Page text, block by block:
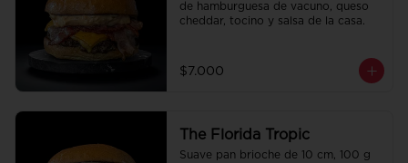
de hamburguesa de vacuno, queso
cheddar, tocino y salsa de la casa.
$7.000
The Florida Tropic
Suave pan brioche de 10 cm, 100 g